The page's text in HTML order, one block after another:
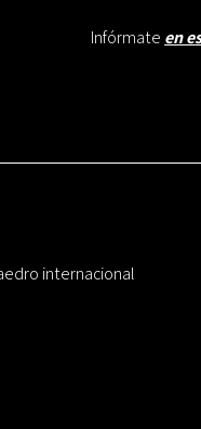
Infórmate en
internacional